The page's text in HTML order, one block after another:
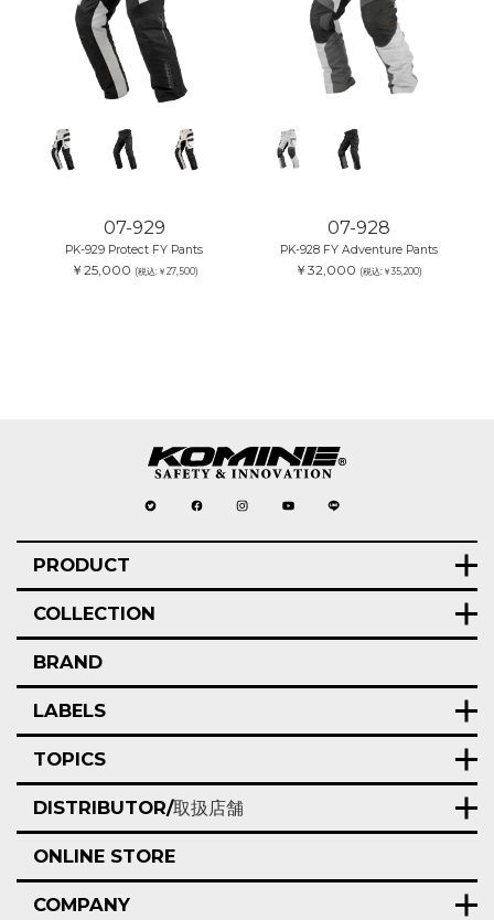
07-929
PK-929 Protect FY Pants
￥25,000 (税込:￥27,500)
07-928
PK-928 FY Adventure Pants
￥32,000 (税込:￥35,200)
PRODUCT
COLLECTION
BRAND
LABELS
TOPICS
DISTRIBUTOR/取扱店舗
ONLINE STORE
COMPANY